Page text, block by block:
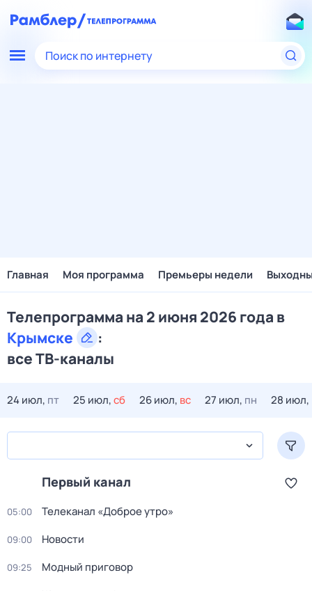
Поиск по интернету
Главная Моя программа Премьеры недели
Телепрограмма на 2 июня 2026 года в
Крымске
:
все ТВ-каналы
24 июл, пт 25 июл,сб 26 июл, вс 27 июл, пн 28 июл,
Первый канал
05:00 Телеканал «Доброе утро»
09:00 Новости
09:25 Модный приговор